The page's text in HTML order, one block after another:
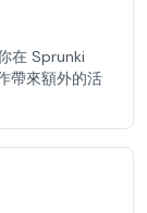
在 Sprunki
帶來額外的活